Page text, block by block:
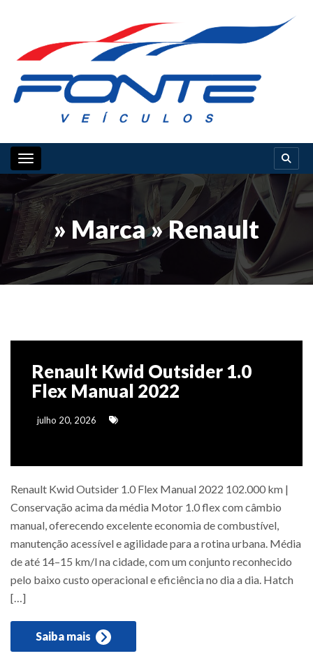
Toggle navigation
» Marca » Renault
Renault Kwid Outsider 1.0
Flex Manual 2022
julho 20, 2026
Renault Kwid Outsider 1.0 Flex Manual 2022 102.000 km |
Conservação acima da média Motor 1.0 flex com câmbio
manual, oferecendo excelente economia de combustível,
manutenção acessível e agilidade para a rotina urbana. Média
de até 14–15 km/l na cidade, com um conjunto reconhecido
pelo baixo custo operacional e eficiência no dia a dia. Hatch
[…]
Saiba mais